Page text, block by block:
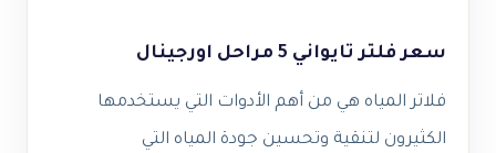
سعر فلتر تايواني 5 مراحل اورجينال
فلاتر المياه هي من أهم الأدوات التي يستخدمها
الكثيرون لتنقية وتحسين جودة المياه التي